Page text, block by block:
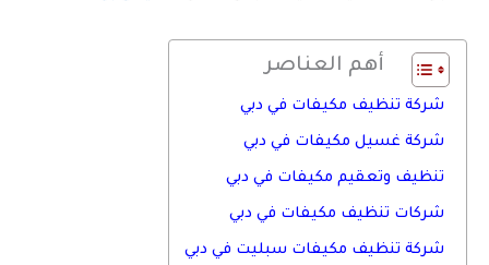
أهم العناصر
شركة تنظيف مكيفات في دبي
شركة غسيل مكيفات في دبي
تنظيف وتعقيم مكيفات في دبي
شركات تنظيف مكيفات في دبي
شركة تنظيف مكيفات سبليت في دبي